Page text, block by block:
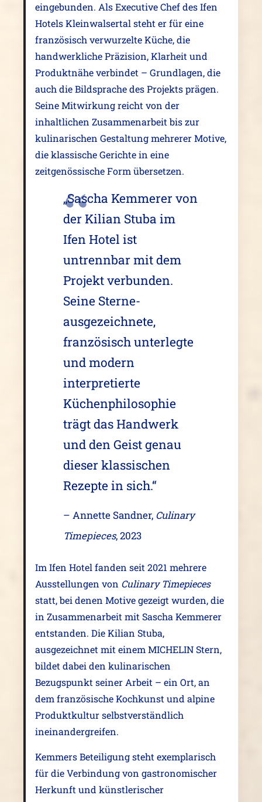
eingebunden. Als Executive Chef des Ifen
Hotels Kleinwalsertal steht er für eine
französisch verwurzelte Küche, die
handwerkliche Präzision, Klarheit und
Produktnähe verbindet – Grundlagen, die
auch die Bildsprache des Projekts prägen.
Seine Mitwirkung reicht von der
inhaltlichen Zusammenarbeit bis zur
kulinarischen Gestaltung mehrerer Motive,
die klassische Gerichte in eine
zeitgenössische Form übersetzen.
„Sascha Kemmerer von
der Kilian Stuba im
Ifen Hotel ist
untrennbar mit dem
Projekt verbunden.
Seine Sterne-
ausgezeichnete,
französisch unterlegte
und modern
interpretierte
Küchenphilosophie
trägt das Handwerk
und den Geist genau
dieser klassischen
Rezepte in sich.“
– Annette Sandner, Culinary
Timepieces, 2023
Im Ifen Hotel fanden seit 2021 mehrere
Ausstellungen von Culinary Timepieces
statt, bei denen Motive gezeigt wurden, die
in Zusammenarbeit mit Sascha Kemmerer
entstanden. Die Kilian Stuba,
ausgezeichnet mit einem MICHELIN Stern,
bildet dabei den kulinarischen
Bezugspunkt seiner Arbeit – ein Ort, an
dem französische Kochkunst und alpine
Produktkultur selbstverständlich
ineinandergreifen.
Kemmers Beteiligung steht exemplarisch
für die Verbindung von gastronomischer
Herkunft und künstlerischer